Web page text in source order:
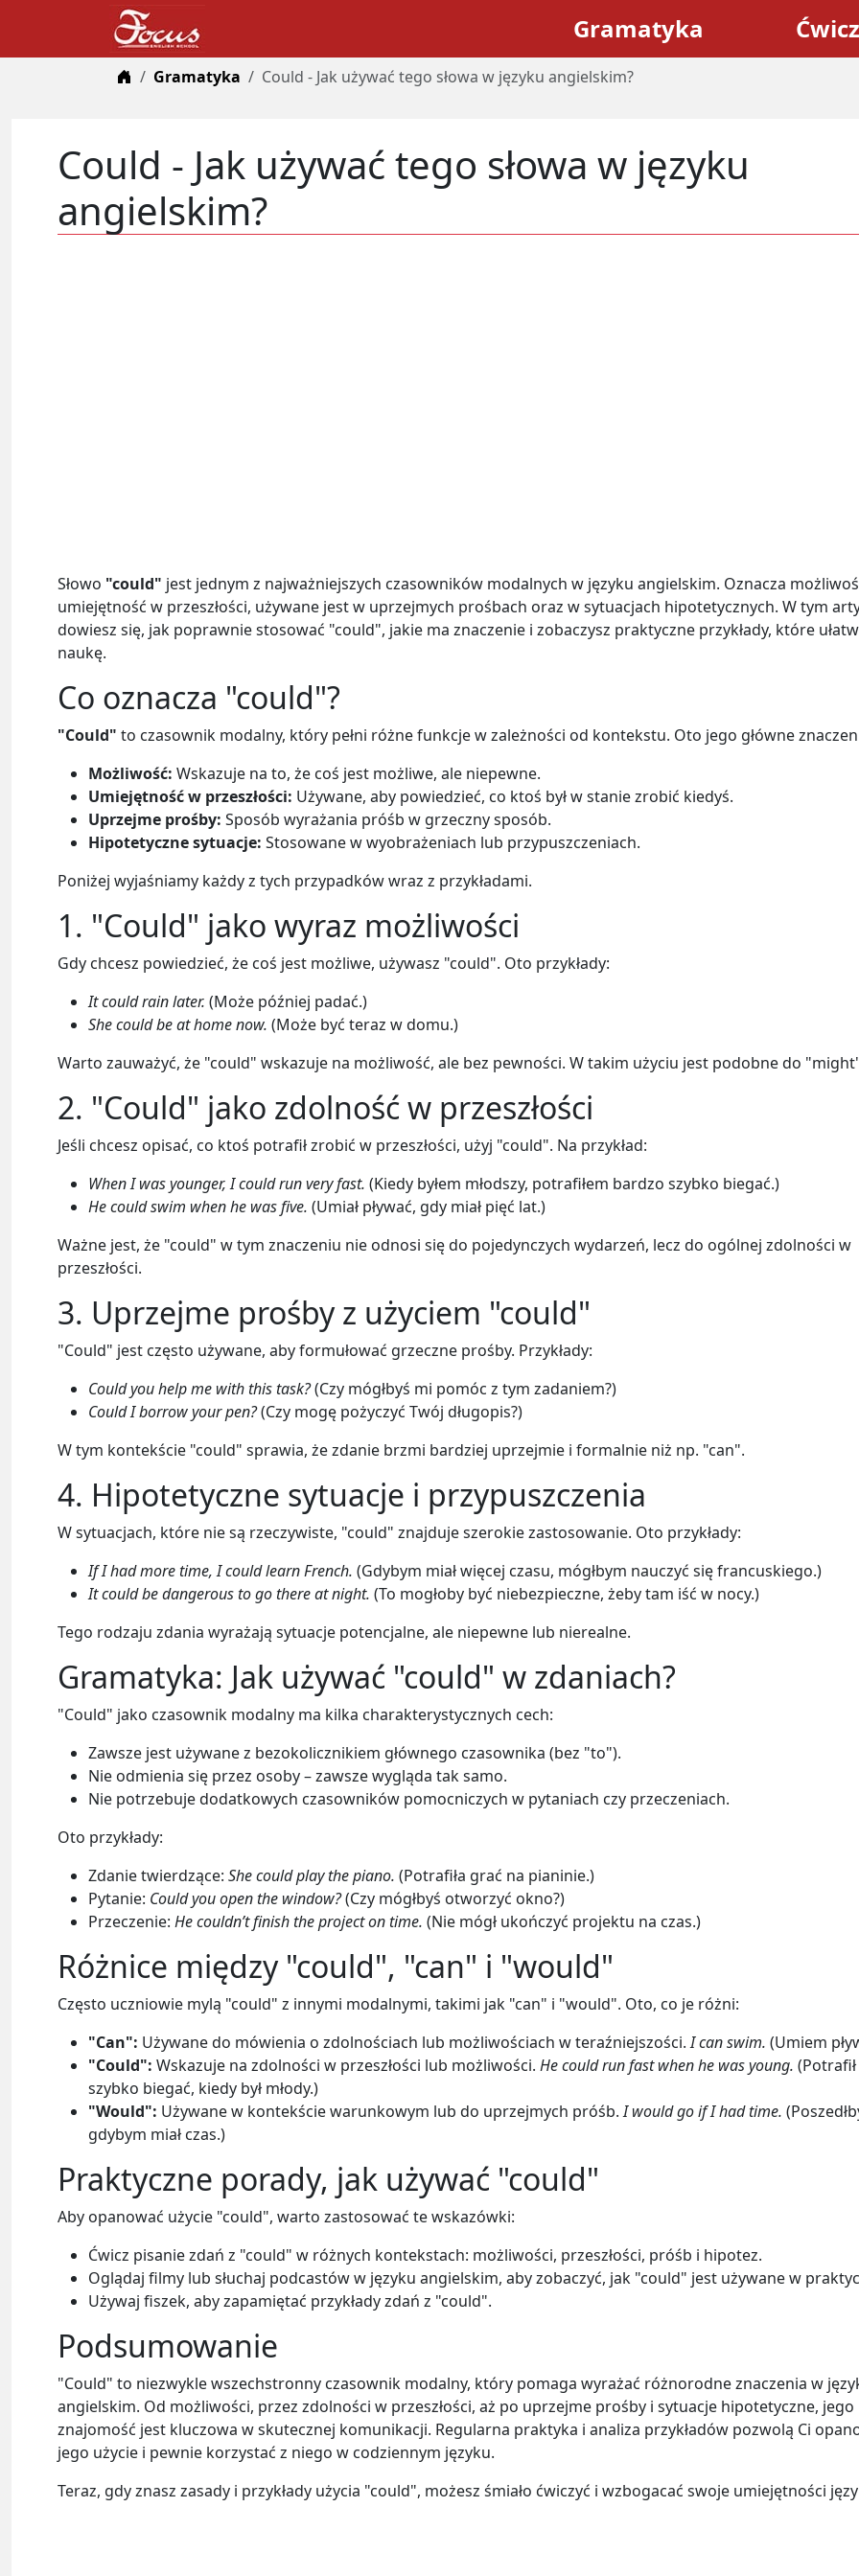
Gramatyka
Home
Gramatyka Could - Jak używać tego słowa w języku angielskim?
Could - Jak używać tego słowa w języku
angielskim?
Słowo "could" jest jednym z najważniejszych czasowników modalnych w języku angielskim. Oznacza
umiejętność w przeszłości, używane jest w uprzejmych prośbach oraz w sytuacjach hipotetycznych. W tym
dowiesz się, jak poprawnie stosować "could", jakie ma znaczenie i zobaczysz praktyczne przykłady, które
naukę.
Co oznacza "could"?
"Could" to czasownik modalny, który pełni różne funkcje w zależności od kontekstu. Oto jego główne
Możliwość: Wskazuje na to, że coś jest możliwe, ale niepewne.
Umiejętność w przeszłości: Używane, aby powiedzieć, co ktoś był w stanie zrobić kiedyś.
Uprzejme prośby: Sposób wyrażania próśb w grzeczny sposób.
Hipotetyczne sytuacje: Stosowane w wyobrażeniach lub przypuszczeniach.
Poniżej wyjaśniamy każdy z tych przypadków wraz z przykładami.
1. "Could" jako wyraz możliwości
Gdy chcesz powiedzieć, że coś jest możliwe, używasz "could". Oto przykłady:
It could rain later. (Może później padać.)
She could be at home now. (Może być teraz w domu.)
Warto zauważyć, że "could" wskazuje na możliwość, ale bez pewności. W takim użyciu jest podobne do
2. "Could" jako zdolność w przeszłości
Jeśli chcesz opisać, co ktoś potrafił zrobić w przeszłości, użyj "could". Na przykład:
When I was younger, I could run very fast. (Kiedy byłem młodszy, potrafiłem bardzo szybko biegać.)
He could swim when he was five. (Umiał pływać, gdy miał pięć lat.)
Ważne jest, że "could" w tym znaczeniu nie odnosi się do pojedynczych wydarzeń, lecz do ogólnej zdolności w
przeszłości.
3. Uprzejme prośby z użyciem "could"
"Could" jest często używane, aby formułować grzeczne prośby. Przykłady:
Could you help me with this task?(Czy mógłbyś mi pomóc z tym zadaniem?)
Could I borrow your pen?(Czy mogę pożyczyć Twój długopis?)
W tym kontekście "could" sprawia, że zdanie brzmi bardziej uprzejmie i formalnie niż np. "can".
4. Hipotetyczne sytuacje i przypuszczenia
W sytuacjach, które nie są rzeczywiste, "could" znajduje szerokie zastosowanie. Oto przykłady:
If I had more time, I could learn French. (Gdybym miał więcej czasu, mógłbym nauczyć się francuskiego.)
It could be dangerous to go there at night. (To mogłoby być niebezpieczne, żeby tam iść w nocy.)
Tego rodzaju zdania wyrażają sytuacje potencjalne, ale niepewne lub nierealne.
Gramatyka: Jak używać "could" w zdaniach?
"Could" jako czasownik modalny ma kilka charakterystycznych cech:
Zawsze jest używane z bezokolicznikiem głównego czasownika (bez "to").
Nie odmienia się przez osoby – zawsze wygląda tak samo.
Nie potrzebuje dodatkowych czasowników pomocniczych w pytaniach czy przeczeniach.
Oto przykłady:
Zdanie twierdzące: She could play the piano. (Potrafiła grać na pianinie.)
Pytanie: Could you open the window?(Czy mógłbyś otworzyć okno?)
Przeczenie: He couldn’t finish the project on time. (Nie mógł ukończyć projektu na czas.)
Różnice między "could", "can" i "would"
Często uczniowie mylą "could" z innymi modalnymi, takimi jak "can" i "would". Oto, co je różni:
"Can": Używane do mówienia o zdolnościach lub możliwościach w teraźniejszości.I can swim. (Umiem
"Could": Wskazuje na zdolności w przeszłości lub możliwości. He could run fast when he was young. (Potrafił
szybko biegać, kiedy był młody.)
"Would": Używane w kontekście warunkowym lub do uprzejmych próśb.I would go if I had time.
gdybym miał czas.)
Praktyczne porady, jak używać "could"
Aby opanować użycie "could", warto zastosować te wskazówki:
Ćwicz pisanie zdań z "could" w różnych kontekstach: możliwości, przeszłości, próśb i hipotez.
Oglądaj filmy lub słuchaj podcastów w języku angielskim, aby zobaczyć, jak "could" jest używane w
Używaj fiszek, aby zapamiętać przykłady zdań z "could".
Podsumowanie
"Could" to niezwykle wszechstronny czasownik modalny, który pomaga wyrażać różnorodne znaczenia w
angielskim. Od możliwości, przez zdolności w przeszłości, aż po uprzejme prośby i sytuacje hipotetyczne, jego
znajomość jest kluczowa w skutecznej komunikacji. Regularna praktyka i analiza przykładów pozwolą Ci
jego użycie i pewnie korzystać z niego w codziennym języku.
Teraz, gdy znasz zasady i przykłady użycia "could", możesz śmiało ćwiczyć i wzbogacać swoje umiejętności